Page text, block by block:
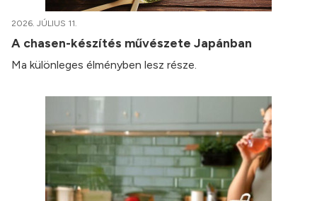
2026. JÚLIUS 11.
A chasen-készítés művészete Japánban
Ma különleges élményben lesz része.